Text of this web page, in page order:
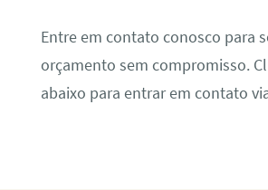
Entre em contato conosco para
orçamento sem compromisso.
abaixo para entrar em contato